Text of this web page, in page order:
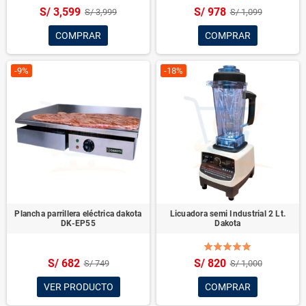
S/ 3,599 S/ 3,999
COMPRAR
S/ 978 S/ 1,099
COMPRAR
-9%
Plancha parrillera eléctrica dakota
DK-EP55
S/ 682 S/ 749
VER PRODUCTO
-18%
Licuadora semi Industrial 2 Lt.
Dakota
S/ 820 S/ 1,000
COMPRAR